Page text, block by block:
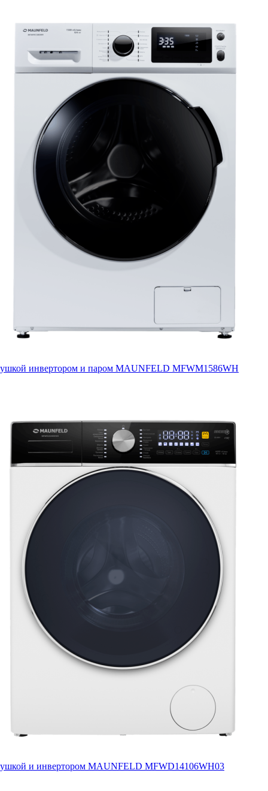
инвертором и паром MAUNFELD MFWM1586WH
и инвертором MAUNFELD MFWD14106WH03